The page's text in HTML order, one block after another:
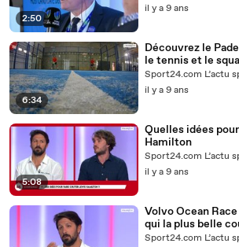
2:50
il y a 9 ans
6:34
Découvrez le
le tennis et le
Sport24.com L’actu
il y a 9 ans
5:08
Quelles idées
Hamilton
Sport24.com L’actu
il y a 9 ans
Volvo Ocean
qui la plus belle
Sport24.com L’actu